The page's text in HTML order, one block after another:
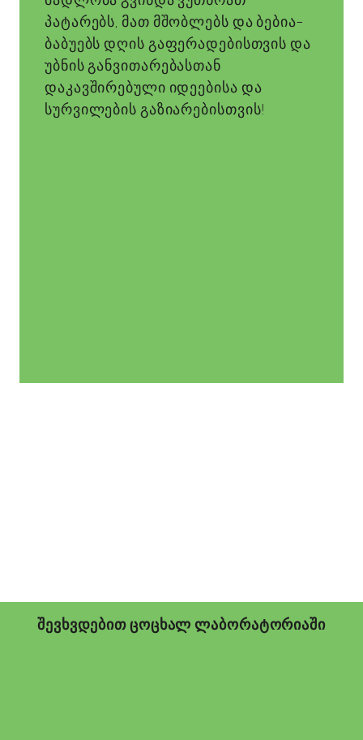
პატარებს, მათ მშობლებს და ბებია-
ბაბუებს დღის გაფერადებისთვის და
უბნის განვითარებასთან
დაკავშირებული იდეებისა და
სურვილების გაზიარებისთვის!
შევხვდებით ცოცხალ ლაბორატორიაში